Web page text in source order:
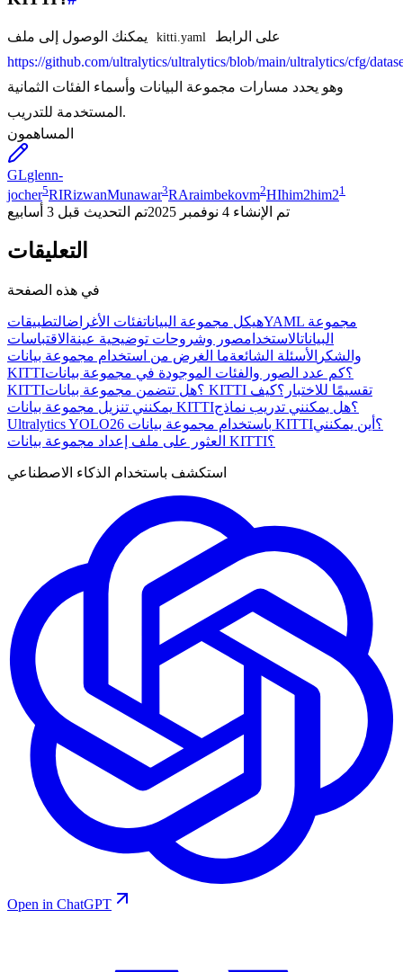
kitti.yaml
على الرابط
https://github.com/ultralytics/ultralytics/blob/main/ultralytics/cfg/
وهو يحدد مسارات مجموعة البيانات وأسماء الفئات الثمانية
المستخدمة للتدريب.
المساهمون
GLglenn-
jocher5RIRizwanMunawar3RAraimbekovm2HIhim2him21
تم الإنشاء 4 نوفمبر 2025 تم التحديث قبل 3 أسابيع
التعليقات
في هذه الصفحة
هيكل مجموعة البياناتفئات الأغراضالتطبيقات
YAML مجموعة
البياناتالاستخدامصور وشروحات توضيحية عينة الاقتباسات
والشكر الأسئلة الشائعةما الغرض من استخدام مجموعة بيانات
KITTI؟كم عدد الصور والفئات الموجودة في مجموعة بيانات
KITTI؟
هل تتضمن مجموعة بيانات KITTI تقسيمًا للاختبار؟كيف
يمكنني تنزيل مجموعة بيانات KITTI؟هل يمكنني تدريب نماذج
Ultralytics YOLO26 باستخدام مجموعة بيانات KITTI؟ أين يمكنني
العثور على ملف إعداد مجموعة بيانات KITTI؟
استكشف باستخدام الذكاء الاصطناعي
Open in ChatGPT